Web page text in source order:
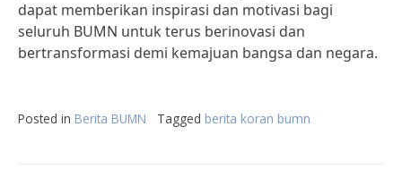
dapat memberikan inspirasi dan motivasi bagi
seluruh BUMN untuk terus berinovasi dan
bertransformasi demi kemajuan bangsa dan negara.
Posted in Berita BUMN Tagged berita koran bumn